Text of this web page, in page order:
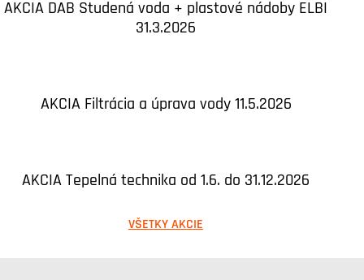
AKCIA DAB Studená voda + plastové nádoby ELBI
31.3.2026
AKCIA Filtrácia a úprava vody 11.5.2026
AKCIA Tepelná technika od 1.6. do 31.12.2026
VŠETKY AKCIE